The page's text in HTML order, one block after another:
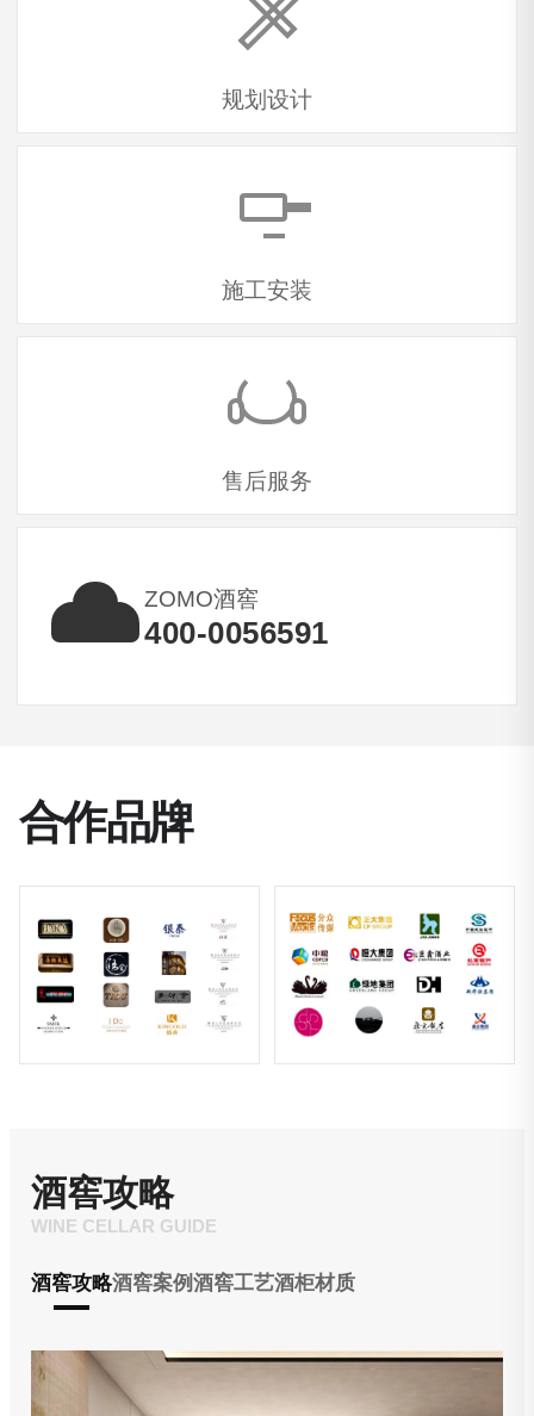
规划设计
施工安装
售后服务
ZOMO酒窖
400-0056591
合作品牌
酒窖攻略
WINE CELLAR GUIDE
酒窖攻略酒窖案例酒窖工艺酒柜材质